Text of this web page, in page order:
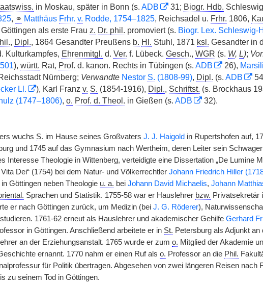
in Moskau, später in Bonn (s. ADB 31; Biogr. Hdb.
, ⚭ Matthäus Frhr. v. Rodde, 1754–1825, Reichsadel u. Frhr. 1806,
als erste Frau z. Dr. phil. promoviert (s. Biogr. Lex. Schleswig-
, Dipl., 1864 Gesandter Preußens b. Hl. Stuhl, 1871 ksl. Gesandter in
Kulturkampfes, Ehrenmitgl. d. Ver. f. Lübeck. Gesch., WGR (s. W, L);
), württ. Rat, Prof. d. kanon. Rechts in Tübingen (s. ADB 26),
Nürnberg; Verwandte Nestor S. (1808-99), Dipl. (s. ADB
Ll. ), Karl Franz v. S. (1854-1916), Dipl., Schriftst. (s. Brockhaus
(1747–1806), o. Prof. d. Theol. in Gießen (s. ADB 32).
wuchs S. im Hause seines Großvaters J. J. Haigold in Rupertshofen auf,
und 1745 auf das Gymnasium nach Wertheim, deren Leiter sein
Interesse Theologie in Wittenberg, verteidigte eine Dissertation „De Lumine
Dei“ (1754) bei dem Natur- und Völkerrechtler Johann Friedrich Hiller
in Göttingen neben Theologie u. a. bei Johann David Michaelis, Johann
Sprachen und Statistik. 1755-58 war er Hauslehrer bzw. Privatsekretär
er nach Göttingen zurück, um Medizin (bei J. G. Röderer),
1761-62 erneut als Hauslehrer und akademischer Gehilfe Gerhard
in Göttingen. Anschließend arbeitete er in St. Petersburg als Adjunkt an
an der Erziehungsanstalt. 1765 wurde er zum o. Mitglied der Akademie
ernannt. 1770 nahm er einen Ruf als o. Professor an die Phil.
für Politik übertragen. Abgesehen von zwei längeren Reisen nach
zu seinem Tod in Göttingen.